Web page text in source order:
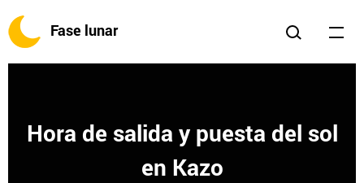
Fase lunar
Hora de salida y puesta del sol
en Kazo